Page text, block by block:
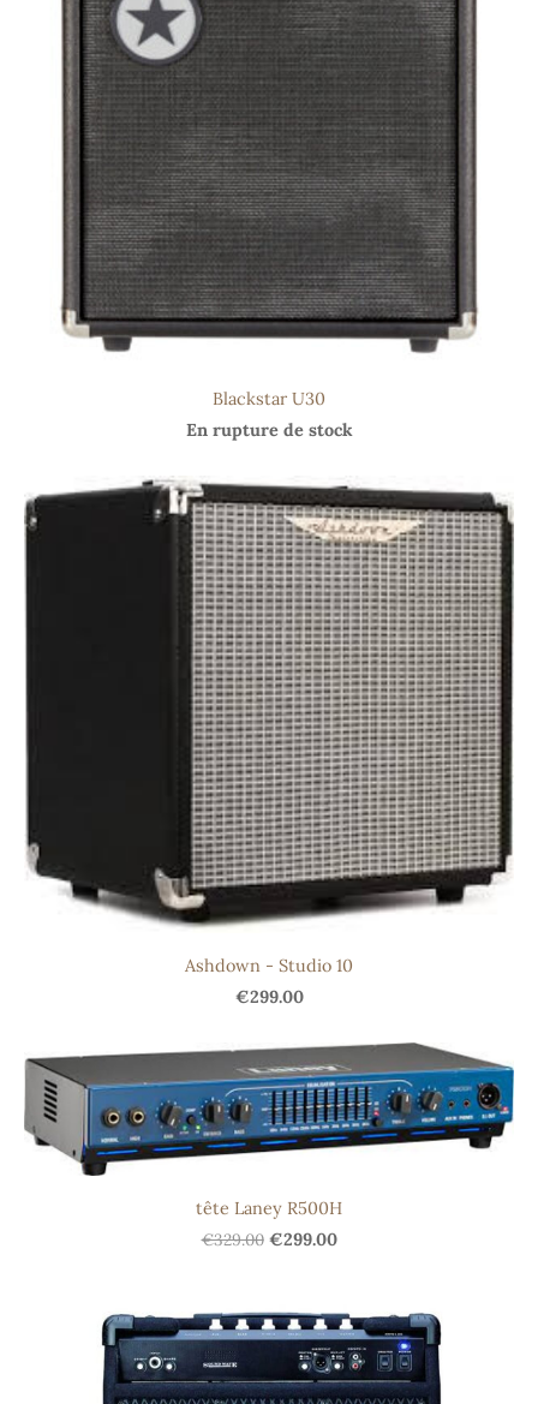
Blackstar U30
En rupture de stock
Ashdown - Studio 10
€299.00
tête Laney R500H
€329.00 €299.00